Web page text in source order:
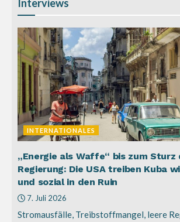
Interviews
INTERNATIONALES
„Energie als Waffe“ bis zum Sturz
Regierung: Die USA treiben Kuba
und sozial in den Ruin
7. Juli 2026
Stromausfälle, Treibstoffmangel, leere